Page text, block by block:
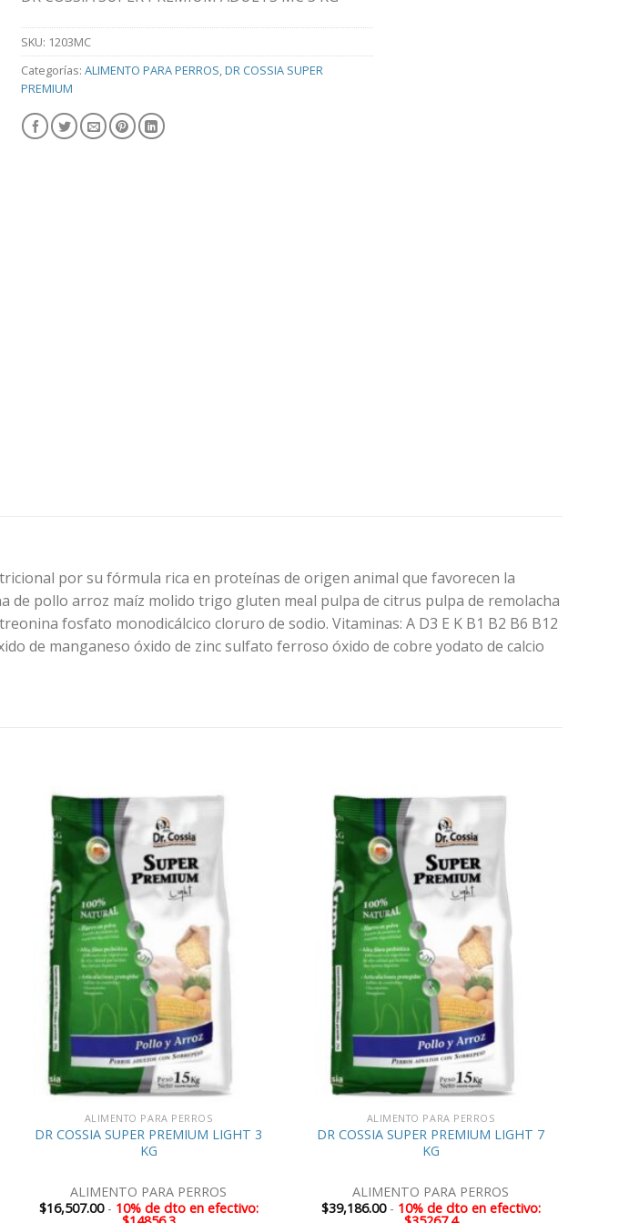
SKU: 1203MC
Categorías: ALIMENTO PARA PERROS DR COSSIA SUPER
PREMIUM
por su fórmula rica en proteínas de origen animal que favorecen la
pollo arroz maíz molido trigo gluten meal pulpa de citrus pulpa de remolacha
fosfato monodicálcico cloruro de sodio. Vitaminas: A D3 E K B1 B2 B6 B12
de manganeso óxido de zinc sulfato ferroso óxido de cobre yodato de calcio
ALIMENTO PARA PERROS
DR COSSIA SUPER PREMIUM LIGHT 3
KG
ALIMENTO PARA PERROS
$16,507.00- 10% de dto en efectivo:
ALIMENTO PARA PERROS
DR COSSIA SUPER PREMIUM LIGHT 7
KG
ALIMENTO PARA PERROS
$39,186.00- 10% de dto en efectivo: